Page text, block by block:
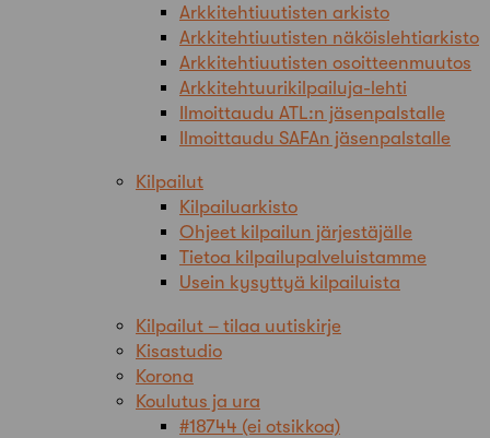
Arkkitehtiuutisten arkisto
Arkkitehtiuutisten näköislehtiarkisto
Arkkitehtiuutisten osoitteenmuutos
Arkkitehtuurikilpailuja-lehti
Ilmoittaudu ATL:n jäsenpalstalle
Ilmoittaudu SAFAn jäsenpalstalle
Kilpailut
Kilpailuarkisto
Ohjeet kilpailun järjestäjälle
Tietoa kilpailupalveluistamme
Usein kysyttyä kilpailuista
Kilpailut – tilaa uutiskirje
Kisastudio
Korona
Koulutus ja ura
#18744 (ei otsikkoa)